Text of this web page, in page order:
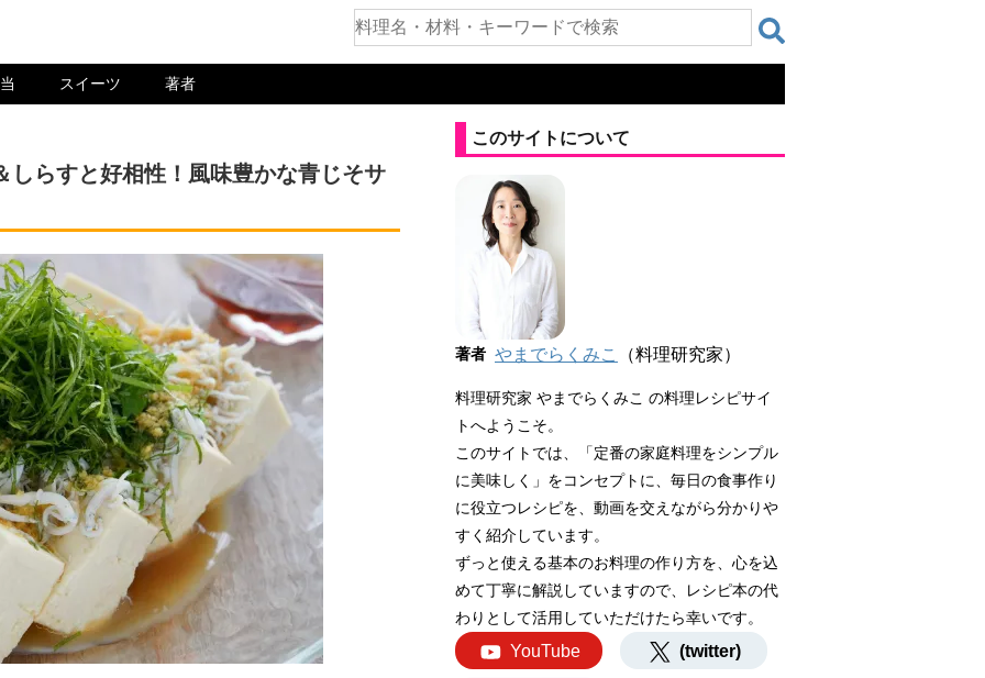
スイーツ 著者
しらすと好相性！風味豊かな青じそサ
このサイトについて
著者 やまでらくみこ （料理研究家）
料理研究家 やまでらくみこ の料理レシピサイ
トへようこそ。
このサイトでは、「定番の家庭料理をシンプル
に美味しく」をコンセプトに、毎日の食事作り
に役立つレシピを、動画を交えながら分かりや
すく紹介しています。
ずっと使える基本のお料理の作り方を、心を込
めて丁寧に解説していますので、レシピ本の代
わりとして活用していただけたら幸いです。
YouTube (twitter)